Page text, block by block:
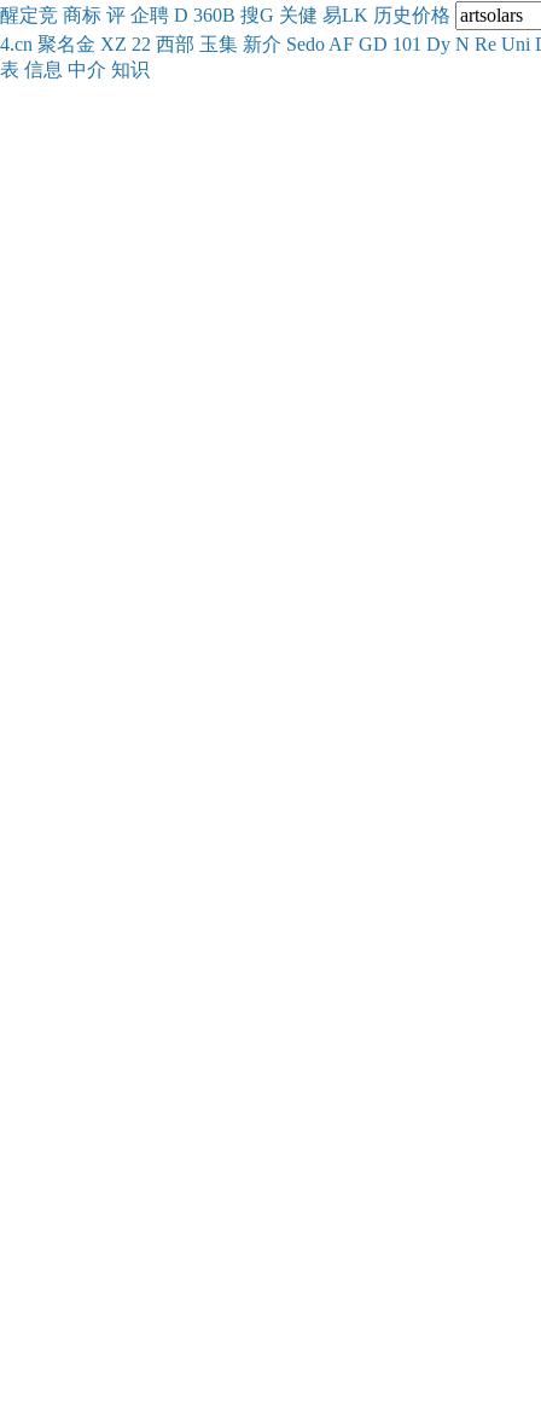
醒定竞 商标 评 企聘 D 360B 搜G 关健 易LK 历史价格
4.cn 聚名金 XZ 22 西部 玉集 新介 Sedo AF GD 101 Dy N Re Uni
表 信息 中介 知识